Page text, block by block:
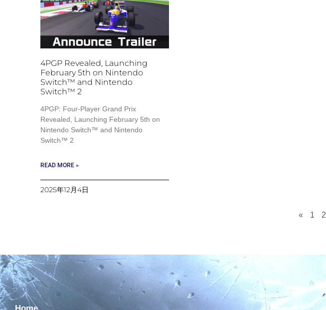
4PGP Revealed, Launching
February 5th on Nintendo
Switch™ and Nintendo
Switch™ 2
4PGP: Four-Player Grand Prix
Revealed, Launching February 5th on
Nintendo Switch™ and Nintendo
Switch™ 2
READ MORE »
2025年12月4日
« 1 2